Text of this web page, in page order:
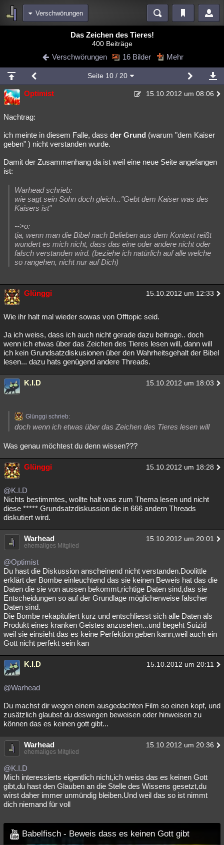
Verschwörungen
Blogs Videos
Chat Wiki Neuigkeiten
meine Rubriken
Menschen Mystery Kriminalfälle
Spiritualität
Natur Umfragen Unterhaltung
weitere Rubriken
Philosophie Träume Orte Esoterik Literatur
Musik Clash Verbesserungen
Besucht Teilgenommen Alle Neue Geschlossen
Lesenswert Schlüsselwörter
Das Zeichen des Tieres!
400 Beiträge
Verschwörungen 16 Bilder Mehr
Seite 10/ 20
Optimist 15.10.2012 um 08:06
Nachtrag:
ich meinte in diesem Falle, dass der Grund (warum "dem Kaiser
geben" ) nicht verstanden wurde.
Damit der Zusammenhang da ist weil eine neue Seite angefangen
ist:
Warhead schrieb:
wie sagt sein Sohn doch gleich..."Gebt dem Kaiser was des
Kaisers ist"
-->o:
tja, wenn man die Bibel nach Belieben aus dem Kontext reißt
wundert es mich nicht, dass das eine oder andere nicht oder
falsch verstanden wird. (beziehe ich natürlich auf alle welche
so rangehen, nicht nur auf Dich)
Glünggi 15.10.2012 um 12:33
Wie ihr halt mal wieder sowas von Offtopic seid.
Ja ich weiss, dass ich auch nicht gerade dazu beitrage.. doch
wenn ich etwas über das Zeichen des Tieres lesen will, dann will
ich kein Grundsatzdiskusionen über den Wahrheitsgehalt der Bibel
lesen... dazu hats genügend andere Threads.
K.I.D 15.10.2012 um 18:03
Glünggi schrieb:
doch wenn ich etwas über das Zeichen des Tieres lesen will
Was genau möchtest du denn wissen???
Glünggi 15.10.2012 um 18:28
@K.I.D
Nichts bestimmtes, wollte halt was zum Thema lesen und nicht
diese ***** Grundsatzdiskussion die in 666 andern Threads
diskutiert wird.
Warhead 15.10.2012 um 20:01
ehemaliges Mitglied
@Optimist
Du hast die Diskussion anscheinend nicht verstanden.Doolittle
erklärt der Bombe einleuchtend das sie keinen Beweis hat das die
Daten die sie von aussen bekommt,richtige Daten sind,das sie
Entscheidungen so auf der Grundlage möglicherweise falscher
Daten sind.
Die Bombe rekapituliert kurz und entschliesst sich alle Daten als
Produkt eines kranken Geistes anzusehen...und begeht Suizid
weil sie einsieht das es keine Perfektion geben kann,weil auch ein
Gott nicht perfekt sein kan
K.I.D 15.10.2012 um 20:11
@Warhead
Du machst dir wegen einem ausgedachten Film so einen kopf, und
zusätzlich glaubst du deswegen beweisen oder hinweisen zu
können das es keinen gott gibt...
Warhead 15.10.2012 um 20:36
ehemaliges Mitglied
@K.I.D
Mich interessierts eigentlich nicht,ich weiss das es keinen Gott
gibt,du hast den Glauben an die Stelle des Wissens gesetzt,du
wirst daher immer unmündig bleiben.Und weil das so ist nimmt
dich niemand für voll
Babelfisch - Beweis dass es keinen Gott gibt